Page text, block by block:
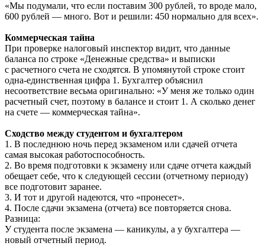
«Мы подумали, что если поставим 300 рублей, то вроде мало,
600 рублей — много. Вот и решили: 450 нормально для всех».
Коммерческая тайна
При проверке налоговый инспектор видит, что данные
баланса по строке «Денежные средства» и выписки
с расчетного счета не сходятся. В упомянутой строке стоит
одна-единственная цифра 1. Бухгалтер объяснил
несоответствие весьма оригинально: «У меня же только один
расчетный счет, поэтому в балансе и стоит 1. А сколько денег
на счете — коммерческая тайна».
Сходство между студентом и бухгалтером
1. В последнюю ночь перед экзаменом или сдачей отчета
самая высокая работоспособность.
2. Во время подготовки к экзамену или сдаче отчета каждый
обещает себе, что к следующей сессии (отчетному периоду)
все подготовит заранее.
3. И тот и другой надеются, что «пронесет».
4. После сдачи экзамена (отчета) все повторяется снова.
Разница:
У студента после экзамена — каникулы, а у бухгалтера —
новый отчетный период.